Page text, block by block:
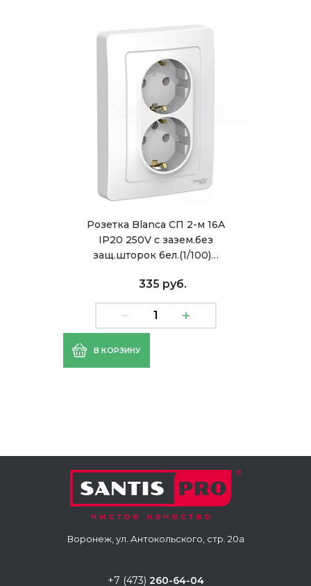
Розетка Blanca СП 2-м 16A
IP20 250V с зазем.без
защ.шторок бел.(1/100)…
335 руб.
В КОРЗИНУ
Воронеж, ул. Антокольского, стр. 20а
+7 (473) 260-64-04